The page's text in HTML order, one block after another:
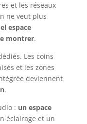
et les réseaux
ne veut plus
espace
montrer.
Les coins
et les zones
deviennent
.
: un espace
éclairage et un